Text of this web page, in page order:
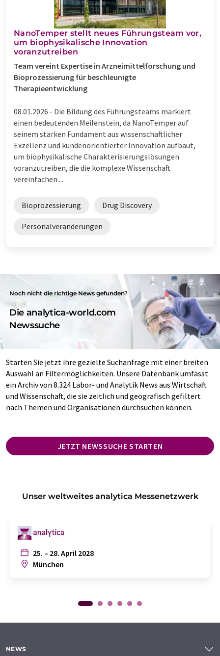
NanoTemper stellt neues Führungsteam vor,
um biophysikalische Innovation
voranzutreiben
Team vereint Expertise in Arzneimittelforschung und
Bioprozessierung für beschleunigte
Therapieentwicklung
08.01.2026 - Die Bildung des Führungsteams markiert
einen bedeutenden Meilenstein, da NanoTemper auf
seinem starken Fundament aus wissenschaftlicher
Exzellenz und kundenorientierter Innovation aufbaut,
um biophysikalische Charakterisierungslösungen
voranzutreiben, die die komplexe Wissenschaft
vereinfachen ...
Bioprozessierung Drug Discovery
Personalveränderungen
Noch nicht die richtige News gefunden?
Die analytica-world.com
Newssuche
Starten Sie jetzt ihre gezielte Suchanfrage mit einer breiten
Auswahl an Filtermöglichkeiten. Unsere Datenbank umfasst
ein Archiv von 8.324 Labor- und Analytik News aus Wirtschaft
und Wissenschaft, die sie zeitlich und geografisch gefiltert
nach Themen und Organisationen durchsuchen können.
JETZT NEWSSUCHE STARTEN
Unser weltweites analytica Messenetzwerk
25. – 28. April 2028
München
NEWS